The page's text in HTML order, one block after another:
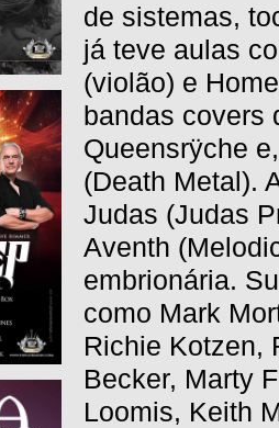
de sistemas,
já teve aulas
(violão) e
bandas covers
Queensrÿche
(Death Metal).
Judas (Judas
Aventh
embrionária.
como Mark
Richie Kotzen,
Becker, Marty
Loomis, Keith